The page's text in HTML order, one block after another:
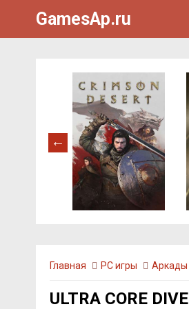
GamesAp.ru
Главная PC игры Аркады
ULTRA CORE DIVE